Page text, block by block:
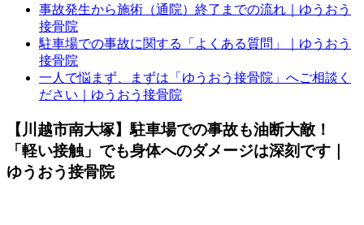
事故発生から施術（通院）終了までの流れ｜ゆうおう
接骨院
駐車場での事故に関する「よくある質問」｜ゆうおう
接骨院
一人で悩まず、まずは「ゆうおう接骨院」へご相談く
ださい｜ゆうおう接骨院
【川越市南大塚】駐車場での事故も油断大敵！
「軽い接触」でも身体へのダメージは深刻です｜
ゆうおう接骨院